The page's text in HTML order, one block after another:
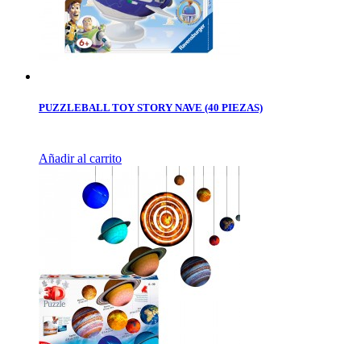
PUZZLEBALL TOY STORY NAVE (40 PIEZAS)
Añadir al carrito